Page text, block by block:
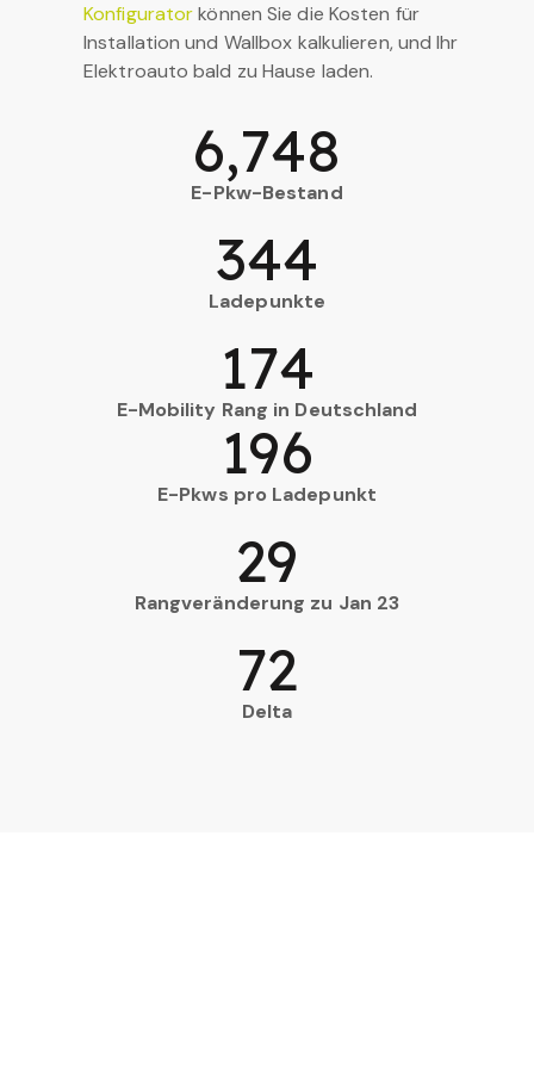
Konfiguratorkönnen Sie die Kosten für
Installation und Wallbox kalkulieren, und Ihr
Elektroauto bald zu Hause laden.
E-Pkw-Bestand
6,748
Ladepunkte
344
E-Mobility Rang in Deutschland
174
E-Pkws pro Ladepunkt
196
Rangveränderung zu Jan 23
29
Delta
72